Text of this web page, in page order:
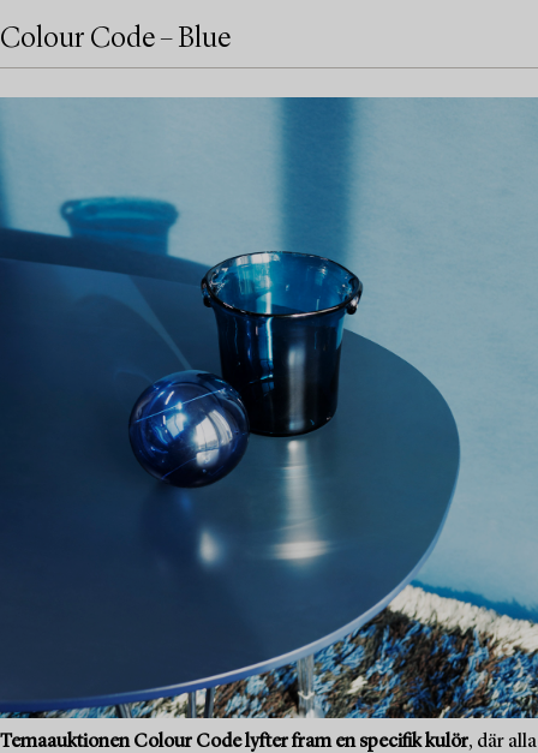
Colour Code – Blue
Temaauktionen Colour Code lyfter fram en specifik kulör, där alla